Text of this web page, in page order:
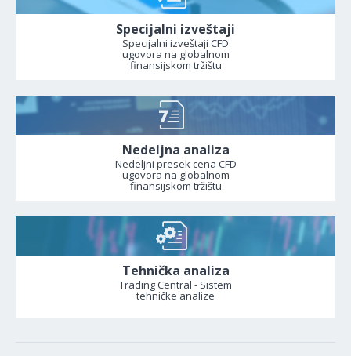
Specijalni izveštaji
Specijalni izveštaji CFD
ugovora na globalnom
finansijskom tržištu
Nedeljna analiza
Nedeljni presek cena CFD
ugovora na globalnom
finansijskom tržištu
Tehnička analiza
Trading Central - Sistem
tehničke analize